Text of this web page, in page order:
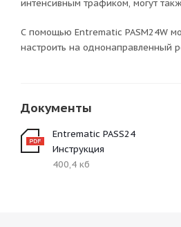
интенсивным трафиком, могут
С помощью Entrematic PASM24W
настроить на однонаправленный
Документы
Entrematic PASS24
Инструкция
400,4 кб